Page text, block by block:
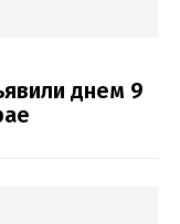
днем 9